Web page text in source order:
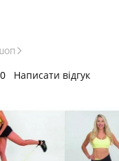
Написати відгук